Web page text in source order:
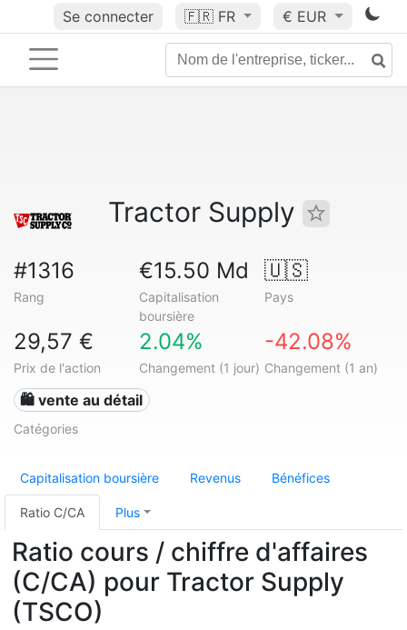
Se connecter 🇫🇷 FR € EUR
Tractor Supply
#1316
Rang
€15.50 Md
Capitalisation
boursière
🇺🇸
Pays
29,57 €
Prix de l'action
2.04%
Changement (1 jour)
-42.08%
Changement (1 an)
🛍️ vente au détail
Catégories
Capitalisation boursière Revenus Bénéfices
Ratio C/CA Plus
Ratio cours / chiffre d'affaires
(C/CA) pour Tractor Supply
(TSCO)